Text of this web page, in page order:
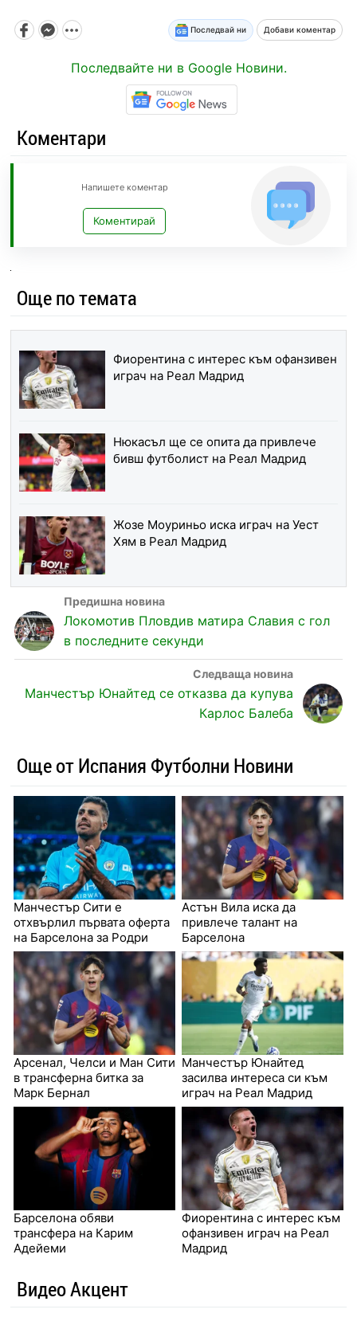
Последвай ни Добави коментар
Последвайте ни в Google Новини.
Коментари
Напишете коментар
Коментирай
Още по темата
Фиорентина с интерес към офанзивен
играч на Реал Мадрид
Нюкасъл ще се опита да привлече
бивш футболист на Реал Мадрид
Жозе Моуриньо иска играч на Уест
Хям в Реал Мадрид
Локомотив Пловдив матира Славия с гол
в последните секунди
Манчестър Юнайтед се отказва да купува
Карлос Балеба
Още от Испания Футболни Новини
Манчестър Сити е
отхвърлил първата оферта
на Барселона за Родри
Астън Вила иска да
привлече талант на
Барселона
Арсенал, Челси и Ман Сити
в трансферна битка за
Марк Бернал
Манчестър Юнайтед
засилва интереса си към
играч на Реал Мадрид
Барселона обяви
трансфера на Карим
Адейеми
Фиорентина с интерес към
офанзивен играч на Реал
Мадрид
Видео Акцент